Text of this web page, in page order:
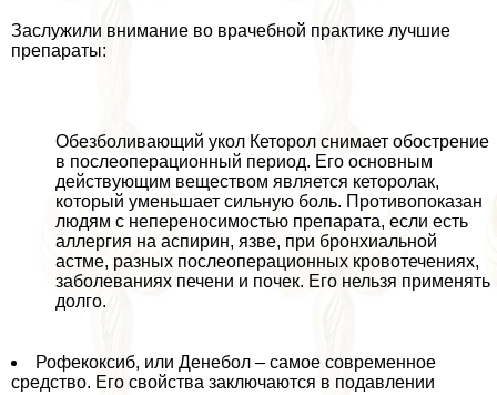
Заслужили внимание во врачебной пpaктике лучшие
препараты:
Обезболивающий укол Кеторол снимает обострение
в послеоперационный период. Его основным
действующим веществом является кеторолак,
который уменьшает сильную боль. Противопоказан
людям с непереносимостью препарата, если есть
аллергия на аспирин, язве, при бронхиальной
астме, разных послеоперационных кровотечениях,
заболеваниях печени и почек. Его нельзя применять
долго.
Рофекоксиб, или Денебол – самое современное
средство. Его свойства заключаются в подавлении